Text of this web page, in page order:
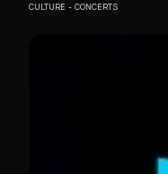
CULTURE CONCERTS